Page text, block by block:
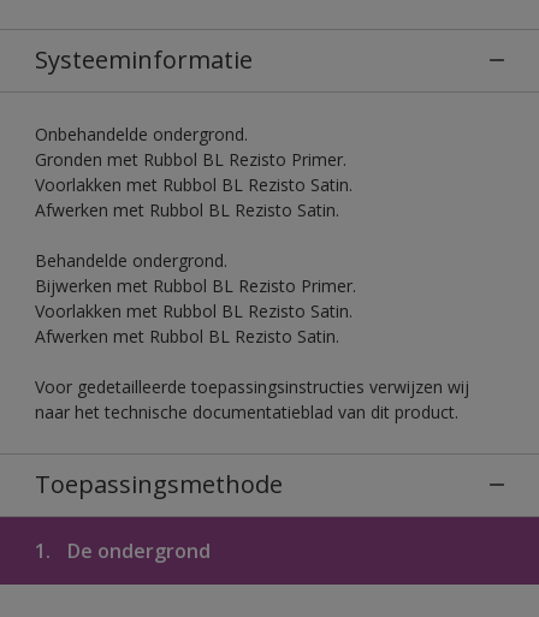
Systeeminformatie
Onbehandelde ondergrond.
Gronden met Rubbol BL Rezisto Primer.
Voorlakken met Rubbol BL Rezisto Satin.
Afwerken met Rubbol BL Rezisto Satin.
Behandelde ondergrond.
Bijwerken met Rubbol BL Rezisto Primer.
Voorlakken met Rubbol BL Rezisto Satin.
Afwerken met Rubbol BL Rezisto Satin.
Voor gedetailleerde toepassingsinstructies verwijzen wij
naar het technische documentatieblad van dit product.
Toepassingsmethode
1. De ondergrond